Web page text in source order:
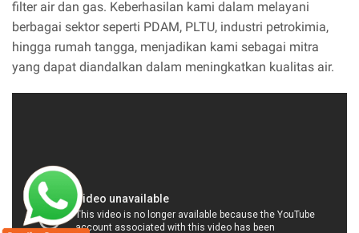
filter air dan gas. Keberhasilan kami dalam melayani
berbagai sektor seperti PDAM, PLTU, industri petrokimia,
hingga rumah tangga, menjadikan kami sebagai mitra
yang dapat diandalkan dalam meningkatkan kualitas air.